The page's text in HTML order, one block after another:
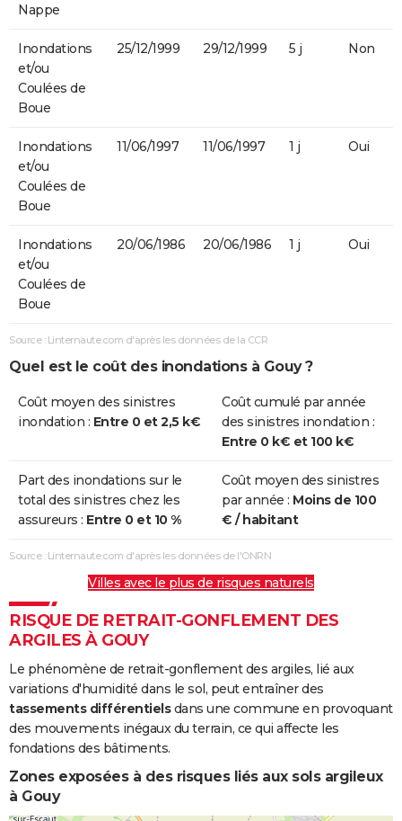
Nappe
Inondations
et/ou
Coulées de
Boue
25/12/1999 29/12/1999 5 j Non
Inondations
et/ou
Coulées de
Boue
11/06/1997 11/06/1997 1 j Oui
Inondations
et/ou
Coulées de
Boue
20/06/1986 20/06/1986 1 j Oui
Source : Linternaute.com d'après les données de la CCR
Quel est le coût des inondations à Gouy ?
Coût moyen des sinistres
inondation : Entre 0 et 2,5 k€
Coût cumulé par année
des sinistres inondation :
Entre 0 k€ et 100 k€
Part des inondations sur le
total des sinistres chez les
assureurs : Entre 0 et 10 %
Coût moyen des sinistres
par année : Moins de 100
€ / habitant
Source : Linternaute.com d'après les données de l'ONRN
Villes avec le plus de risques naturels
RISQUE DE RETRAIT-GONFLEMENT DES
ARGILES À GOUY
Le phénomène de retrait-gonflement des argiles, lié aux
variations d'humidité dans le sol, peut entraîner des
tassements différentielsdans une commune en provoquant
des mouvements inégaux du terrain, ce qui affecte les
fondations des bâtiments.
Zones exposées à des risques liés aux sols argileux
à Gouy